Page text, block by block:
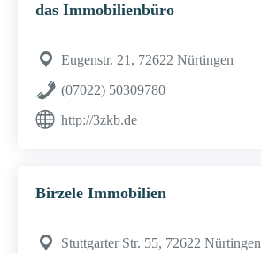
das Immobilienbüro
Eugenstr. 21, 72622 Nürtingen
(07022) 50309780
http://3zkb.de
Birzele Immobilien
Stuttgarter Str. 55, 72622 Nürtingen